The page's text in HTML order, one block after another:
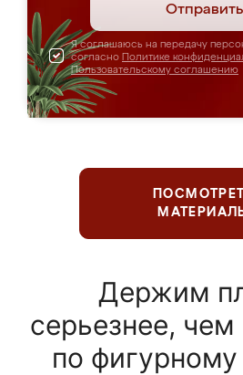
Отправить
Я соглашаюсь на передачу
согласно Политике
Пользовательскому соглашению
Держим
серьезнее,
по